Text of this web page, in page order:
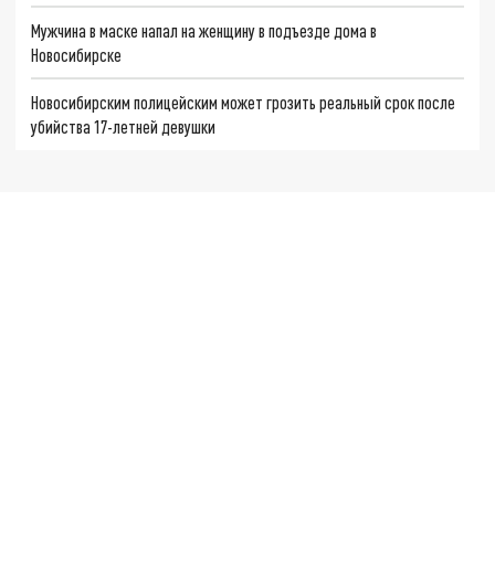
Мужчина в маске напал на женщину в подъезде дома в
Новосибирске
Новосибирским полицейским может грозить реальный срок после
убийства 17-летней девушки